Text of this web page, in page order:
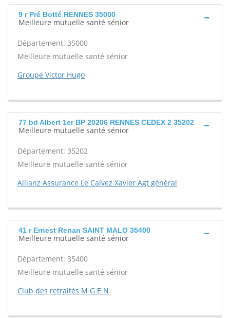
9 r Pré Botté RENNES 35000
Meilleure mutuelle santé sénior
Département: 35000
Meilleure mutuelle santé sénior
Groupe Victor Hugo
77 bd Albert 1er BP 20206 RENNES CEDEX 2 35202
Meilleure mutuelle santé sénior
Département: 35202
Meilleure mutuelle santé sénior
Allianz Assurance Le Calvez Xavier Agt général
41 r Ernest Renan SAINT MALO 35400
Meilleure mutuelle santé sénior
Département: 35400
Meilleure mutuelle santé sénior
Club des retraités M G E N